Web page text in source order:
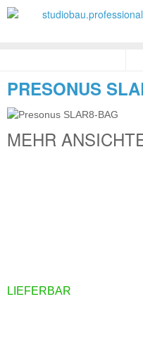
PRESONUS
MEHR
LIEFERBAR